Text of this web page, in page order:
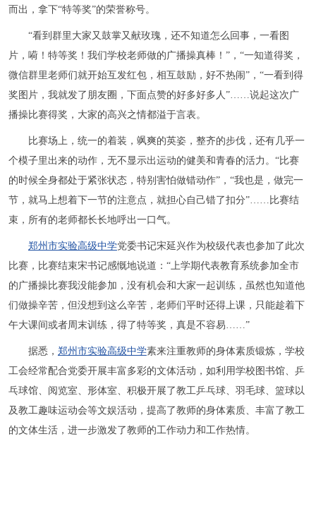
而出，拿下“特等奖”的荣誉称号。
“看到群里大家又鼓掌又献玫瑰，还不知道怎么回事，一看图
片，嗬！特等奖！我们学校老师做的广播操真棒！”，“一知道得奖，
微信群里老师们就开始互发红包，相互鼓励，好不热闹”，“一看到得
奖图片，我就发了朋友圈，下面点赞的好多好多人”……说起这次广
播操比赛得奖，大家的高兴之情都溢于言表。
比赛场上，统一的着装，飒爽的英姿，整齐的步伐，还有几乎一
个模子里出来的动作，无不显示出运动的健美和青春的活力。“比赛
的时候全身都处于紧张状态，特别害怕做错动作”，“我也是，做完一
节，就马上想着下一节的注意点，就担心自己错了扣分”……比赛结
束，所有的老师都长长地呼出一口气。
郑州市实验高级中学党委书记宋延兴作为校级代表也参加了此次
比赛，比赛结束宋书记感慨地说道：“上学期代表教育系统参加全市
的广播操比赛我没能参加，没有机会和大家一起训练，虽然也知道他
们做操辛苦，但没想到这么辛苦，老师们平时还得上课，只能趁着下
午大课间或者周末训练，得了特等奖，真是不容易……”
据悉， 郑州市实验高级中学素来注重教师的身体素质锻炼，学校
工会经常配合党委开展丰富多彩的文体活动，如利用学校图书馆、乒
乓球馆、阅览室、形体室、积极开展了教工乒乓球、羽毛球、篮球以
及教工趣味运动会等文娱活动，提高了教师的身体素质、丰富了教工
的文体生活，进一步激发了教师的工作动力和工作热情。